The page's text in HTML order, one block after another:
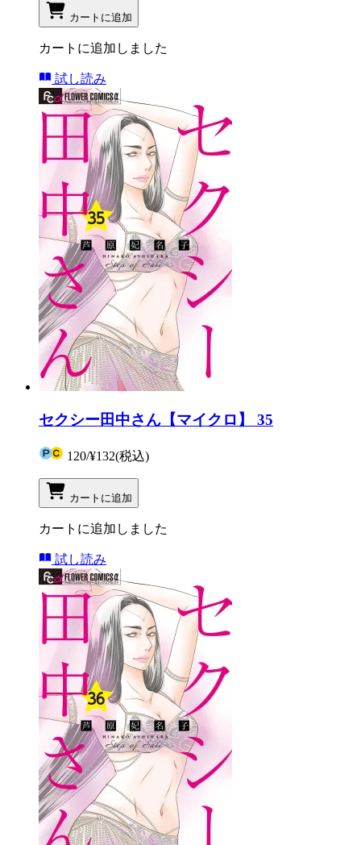
カートに追加
カートに追加しました
試し読み
セクシー田中さん【マイクロ】 35
120/¥132(税込)
カートに追加
カートに追加しました
試し読み